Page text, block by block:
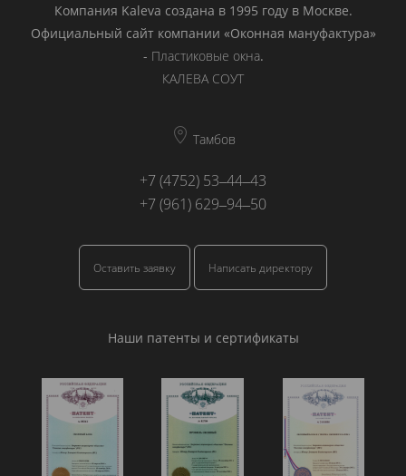
Компания Kaleva создана в 1995 году в Москве.
Официальный сайт компании «Оконная мануфактура»
- Пластиковые окна.
КАЛЕВА СОУТ
Тамбов
+7 (4752) 53‒44‒43
+7 (961) 629‒94‒50
Оставить заявку Написать директору
Наши патенты и сертификаты